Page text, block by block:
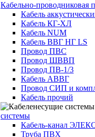
Кабельно-проводниковая
Кабель
Кабель КГ-ХЛ
Кабель NUM
Кабель ВВГ НГ LS
Провод ПВС
Провод ШВВП
Провод ПВ-1/3
Кабель АВВГ
Провод СИП и
Кабель прочий
системы
Кабель-канал
Труба ПВХ